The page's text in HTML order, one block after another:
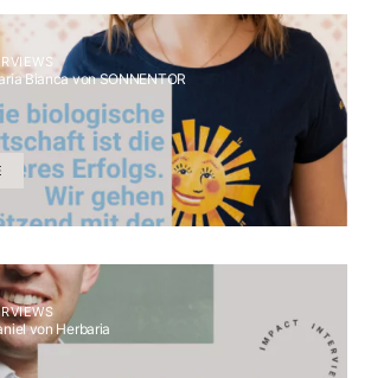
Bianca von SONNENTOR
von Herbaria